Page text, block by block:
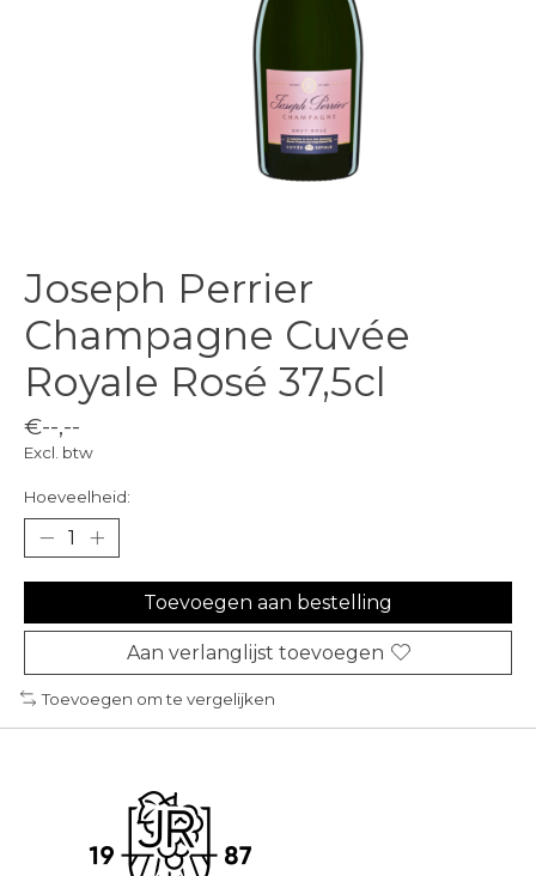
Joseph Perrier
Champagne Cuvée
Royale Rosé 37,5cl
€--,--
Excl. btw
Hoeveelheid:
Toevoegen aan bestelling
Aan verlanglijst toevoegen
Toevoegen om te vergelijken